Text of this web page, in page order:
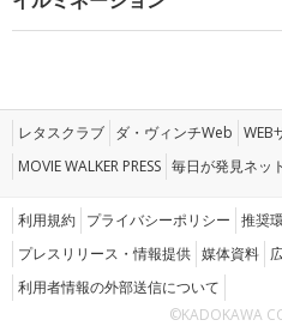
レタスクラブ ダ・ヴィンチWeb WEB
MOVIE WALKER PRESS 毎日が発見ネット
利用規約 プライバシーポリシー 推奨
プレスリリース・情報提供 媒体資料
利用者情報の外部送信について
©KADOKAWA